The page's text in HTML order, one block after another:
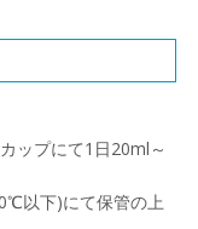
ップにて1日20ml～
以下)にて保管の上